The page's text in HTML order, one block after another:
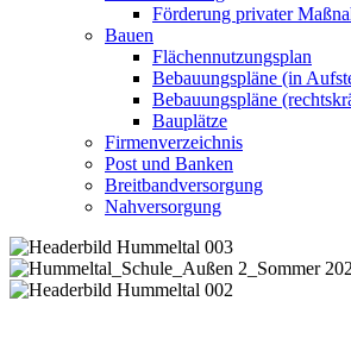
Förderung privater
Bauen
Flächennutzungsplan
Bebauungspläne (in
Bebauungspläne
Bauplätze
Firmenverzeichnis
Post und Banken
Breitbandversorgung
Nahversorgung